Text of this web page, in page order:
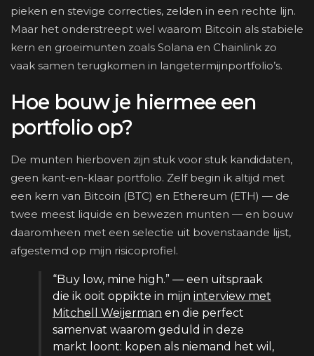
pieken en stevige correcties, zelden in een rechte lijn.
Maar het onderstreept wel waarom Bitcoin als stabiele
kern en groeimunten zoals Solana en Chainlink zo
vaak samen terugkomen in langetermijnportfolio’s.
Hoe bouw je hiermee een
portfolio op?
De munten hierboven zijn stuk voor stuk kandidaten,
geen kant-en-klaar portfolio. Zelf begin ik altijd met
een kern van Bitcoin (BTC) en Ethereum (ETH) — de
twee meest liquide en bewezen munten — en bouw
daaromheen met een selectie uit bovenstaande lijst,
afgestemd op mijn risicoprofiel.
“Buy low, mine high.” — een uitspraak
die ik ooit oppikte in mijn interview met
Mitchell Weijerman en die perfect
samenvat waarom geduld in deze
markt loont: kopen als niemand het wil,